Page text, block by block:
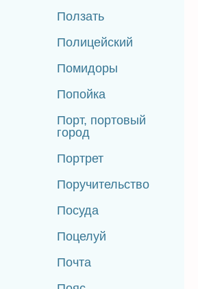
Ползать
Полицейский
Помидоры
Попойка
Порт, портовый
город
Портрет
Поручительство
Посуда
Поцелуй
Почта